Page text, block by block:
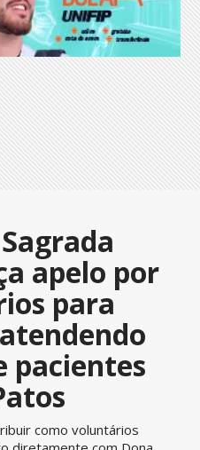
apelo por
para
pacientes
como voluntários